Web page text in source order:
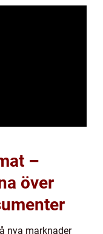
–
över
nya marknader